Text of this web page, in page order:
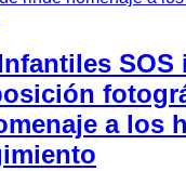
SOS
a los